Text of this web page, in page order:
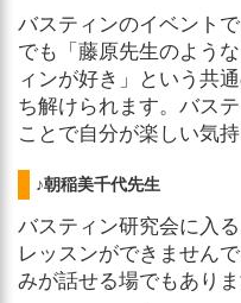
バスティンのイベント
でも「藤原先生のよう
ィンが好き」という共
ち解けられます。バス
ことで自分が楽しい気持
♪朝稲美千代先生
バスティン研究会に入
レッスンができません
みが話せる場でもありま